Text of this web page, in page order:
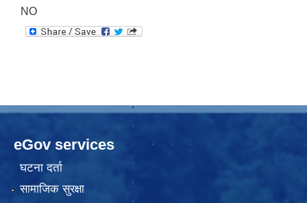
NO
eGov services
घटना दर्ता
सामाजिक सुरक्षा